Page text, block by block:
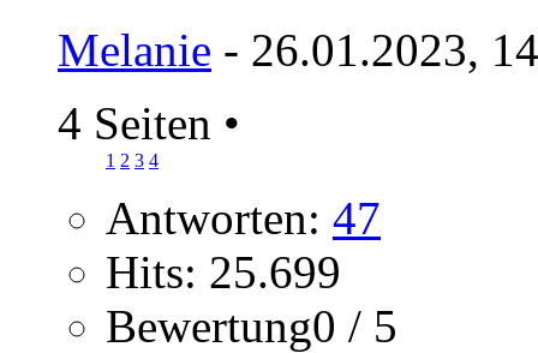
Melanie - 26.01.2023,
4 Seiten •
1 2 3 4
Antworten: 47
Hits: 25.699
Bewertung0 / 5